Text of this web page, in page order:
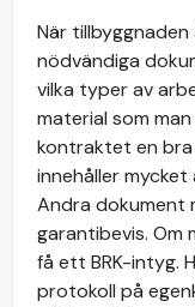
När tillbyggnaden
nödvändiga
vilka typer av
material som
kontraktet en
innehåller
Andra dokument
garantibevis. Om
få ett BRK-intyg.
protokoll på